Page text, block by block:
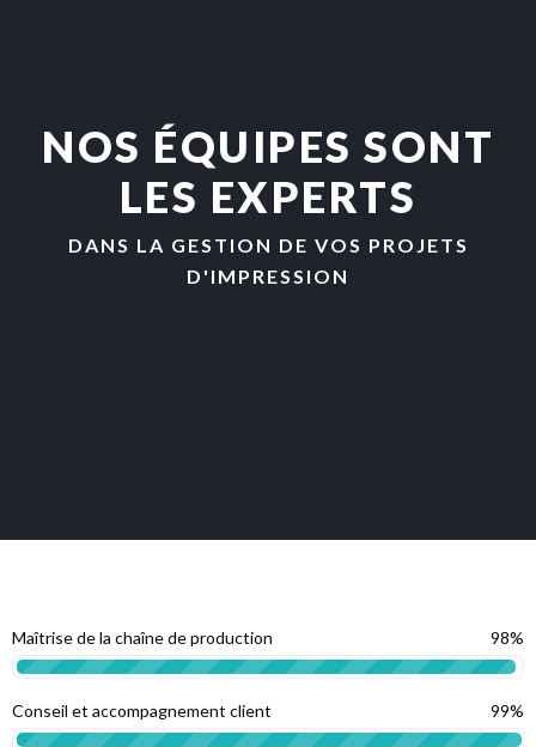
NOS ÉQUIPES SONT
LES EXPERTS
DANS LA GESTION DE VOS PROJETS
D'IMPRESSION
Maîtrise de la chaîne de production 98%
Conseil et accompagnement client 99%